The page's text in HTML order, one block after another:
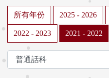
所有年份 2025 - 2026
2022 - 2023 2021 - 2022